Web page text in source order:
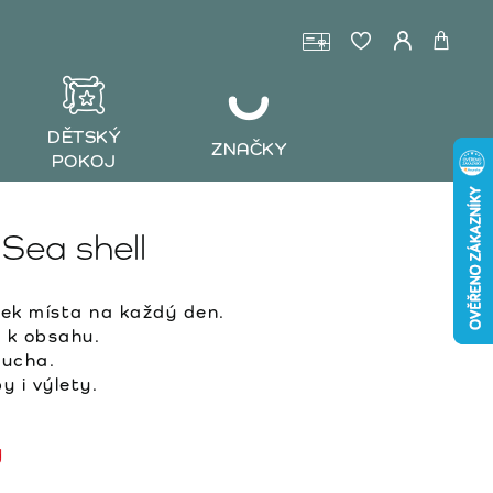
DĚTSKÝ
POKOJ
ZNAČKY
shell
místa na každý den.
obsahu.
i výlety.